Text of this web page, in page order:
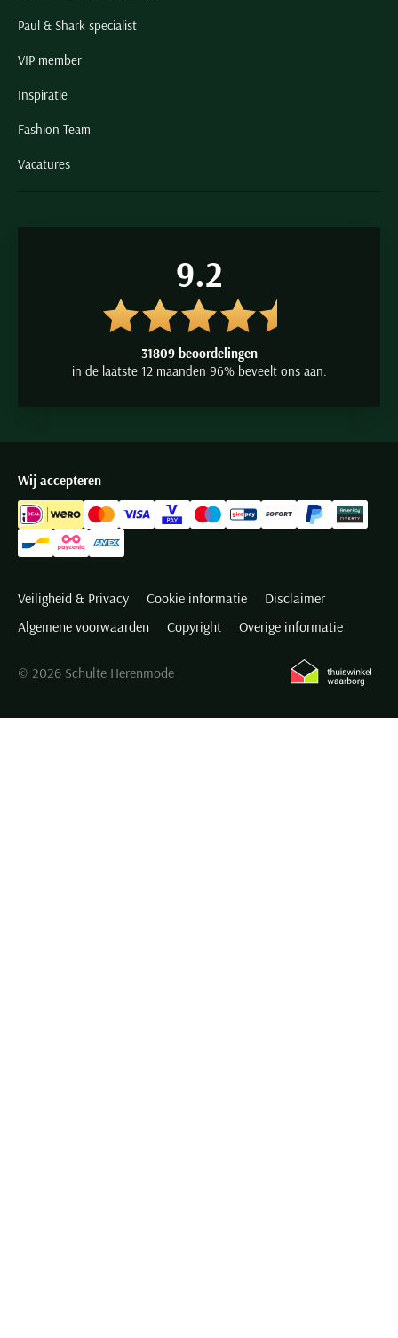
Paul & Shark specialist
VIP member
Inspiratie
Fashion Team
Vacatures
9.2
31809 beoordelingen
in de laatste 12 maanden 96% beveelt ons aan.
Wij accepteren
Veiligheid & Privacy Cookie informatie
Disclaimer
Algemene voorwaarden
Copyright Overige informatie
© 2026 Schulte Herenmode